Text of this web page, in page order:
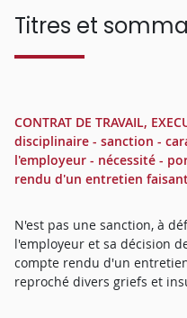
Titres et
CONTRAT DE TRAVAIL,
disciplinaire - sanction -
l'employeur - nécessité -
rendu d'un entretien
N'est pas une sanction, à
l'employeur et sa décision
compte rendu d'un
reproché divers griefs et